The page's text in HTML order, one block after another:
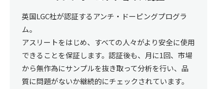
英国LGC社が認証するアンチ・ドーピングプログラ
ム。
アスリートをはじめ、すべての人々がより安全に使用
できることを保証します。認証後も、月に1回、市場
から無作為にサンプルを抜き取って分析を行い、品
質に問題がないか継続的にチェックされています。